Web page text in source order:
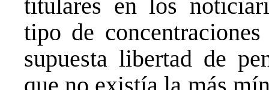
titulares en los
tipo de
supuesta libertad de